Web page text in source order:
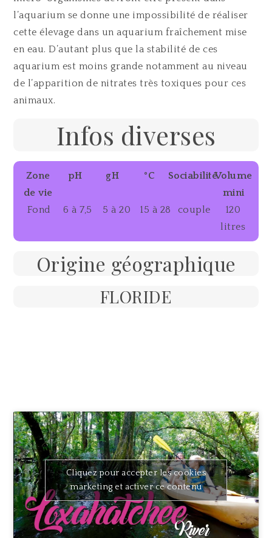
l’aquarium se donne une impossibilité de réaliser
cette élevage dans un aquarium fraîchement mise
en eau. D’autant plus que la stabilité de ces
aquarium est moins grande notamment au niveau
de l’apparition de nitrates très toxiques pour ces
animaux.
Infos diverses
Zone
de vie
pH gH °C SociabilitéVolume
mini
Fond
6 à 7,5 5 à 20 15 à 28 couple
120
litres
Origine géographique
FLORIDE
Cliquez pour accepter les cookies
marketing et activer ce contenu